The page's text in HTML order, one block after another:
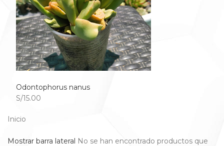
Odontophorus nanus
S/15.00
Inicio
Mostrar barra lateral No se han encontrado productos que